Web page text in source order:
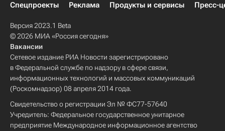
Спецпроекты
Реклама Продукты и сервисы Пресс-
Версия 2023.1 Beta
© 2026 МИА «Россия сегодня»
Вакансии
Сетевое издание РИА Новости зарегистрировано
в Федеральной службе по надзору в сфере связи,
информационных технологий и массовых коммуникаций
(Роскомнадзор) 08 апреля 2014 года.
Свидетельство о регистрации Эл № ФС77-57640
Учредитель: Федеральное государственное унитарное
предприятие Международное информационное агентство